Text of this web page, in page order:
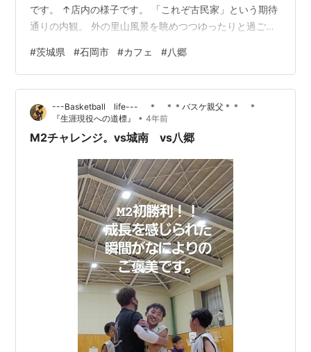
です。 ↑店内の様子です。 「これぞ古民家」という期待
通りの内観。 外の里山風景を眺めつつゆったりと過ごせ
ルですが、不思議と合っています。 ↑外の景色を眺める
ことのできるカウンター席。 ↑ランチ(普通)を注文。量
は多め、少なめにもできます。 素朴な美味しさのパン
が、野菜にチーズにハムにとどれにも合います。 ↑店内
から臨む外の景色。 どこか懐かしい気分になる、美しい
風景です。 ↑丸…
#茨城県 #石岡市 #カフェ #八郷
---Basketball life--- ＊ ＊＊バスケ親父＊＊ ＊
『生涯現役への道標』
• 4年前
M2チャレンジ。vs城南 vs八郷